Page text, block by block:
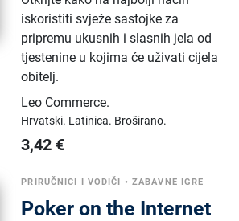
iskoristiti svježe sastojke za
pripremu ukusnih i slasnih jela od
tjestenine u kojima će uživati cijela
obitelj.
Leo Commerce.
Hrvatski. Latinica. Broširano.
3,42 €
PRIRUČNICI I VODIČI • ZABAVNE IGRE
Poker on the Internet